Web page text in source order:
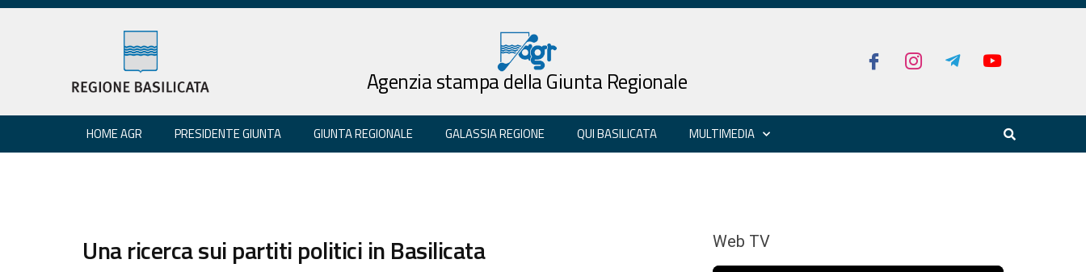
Agenzia stampa della Giunta Regionale
HOME AGR PRESIDENTE GIUNTA GIUNTA REGIONALE GALASSIA REGIONE QUI BASILICATA MULTIMEDIA
Una ricerca sui partiti politici in Basilicata Web TV